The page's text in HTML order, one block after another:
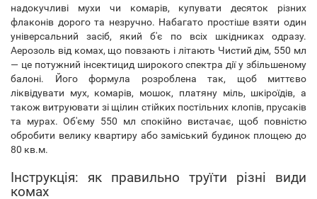
надокучливі мухи чи комарів, купувати десяток різних
флаконів дорого та незручно. Набагато простіше взяти один
універсальний засіб, який б'є по всіх шкідниках одразу.
Аерозоль від комах, що повзають і літають Чистий дім, 550 мл
— це потужний інсектицид широкого спектра дії у збільшеному
балоні. Його формула розроблена так, щоб миттєво
ліквідувати мух, комарів, мошок, платяну міль, шкіроїдів, а
також витруювати зі щілин стійких постільних клопів, прусаків
та мурах. Об'єму 550 мл спокійно вистачає, щоб повністю
обробити велику квартиру або заміський будинок площею до
80 кв.м.
Інструкція: як правильно труїти різні види
комах